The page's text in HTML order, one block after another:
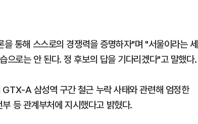
통해 스스로의 경쟁력을 증명하자"며 "서울이라는 세
으로는 안 된다. 정 후보의 답을 기다리겠다"고 말했다.
A 삼성역 구간 철근 누락 사태와 관련해 엄정한
등 관계부처에 지시했다고 밝혔다.